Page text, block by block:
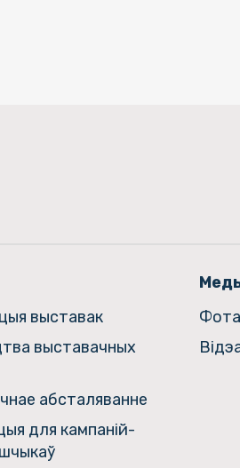
выставак
выставачных
абсталяванне
для кампаній-